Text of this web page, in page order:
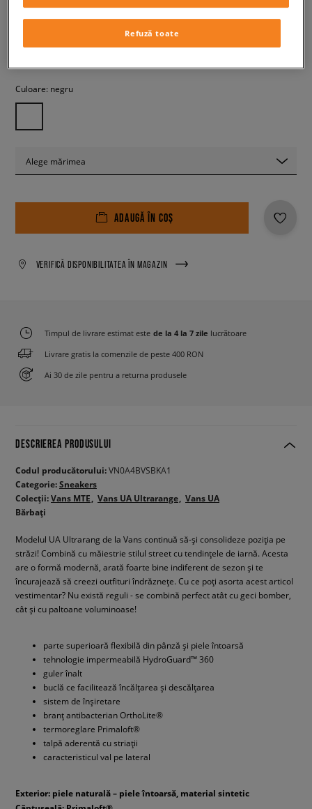
749,99 RON
Culoare: negru
Alege mărimea
ADAUGĂ ÎN COȘ
VERIFICĂ DISPONIBILITATEA ÎN MAGAZIN
Timpul de livrare estimat este de la 4 la 7 zile lucrătoare
Livrare gratis la comenzile de peste 400 RON
Ai 30 de zile pentru a returna produsele
DESCRIEREA PRODUSULUI
Codul producătorului:VN0A4BVSBKA1
Categorie:Sneakers
Colecții:Vans MTE Vans UA Ultrarange Vans UA
Bărbați
Modelul UA Ultrarang de la Vans continuă să-și consolideze poziția pe
străzi! Combină cu măiestrie stilul street cu tendințele de iarnă. Acesta
are o formă modernă, arată foarte bine indiferent de sezon și te
încurajează să creezi outfituri îndrăznețe. Cu ce poți asorta acest articol
vestimentar? Nu există reguli - se combină perfect atât cu geci bomber,
cât și cu paltoane voluminoase!
parte superioară flexibilă din pânză și piele întoarsă
tehnologie impermeabilă HydroGuard™ 360
guler înalt
buclă ce facilitează încălțarea și descălțarea
sistem de înșiretare
branț antibacterian OrthoLite®
termoreglare Primaloft®
talpă aderentă cu striații
caracteristicul val pe lateral
Exterior: piele naturală – piele întoarsă, material sintetic
Refuză toate